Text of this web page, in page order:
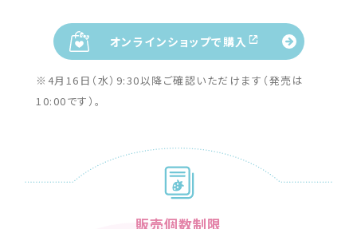
オンラインショップで購入
※4月16日（水）9:30以降ご確認いただけます（発売は
10:00です）。
販売個数制限